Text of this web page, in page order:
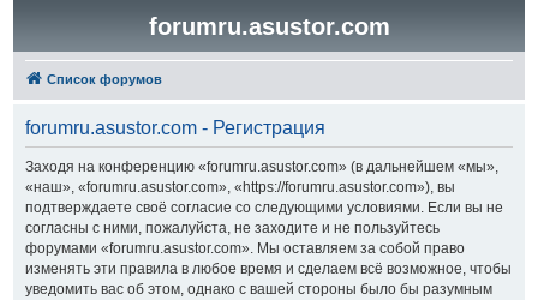
forumru.asustor.com
Список форумов
forumru.asustor.com - Регистрация
Заходя на конференцию «forumru.asustor.com» (в дальнейшем «мы»,
«наш», «forumru.asustor.com», «https://forumru.asustor.com»), вы
подтверждаете своё согласие со следующими условиями. Если вы не
согласны с ними, пожалуйста, не заходите и не пользуйтесь
форумами «forumru.asustor.com». Мы оставляем за собой право
изменять эти правила в любое время и сделаем всё возможное, чтобы
уведомить вас об этом, однако с вашей стороны было бы разумным